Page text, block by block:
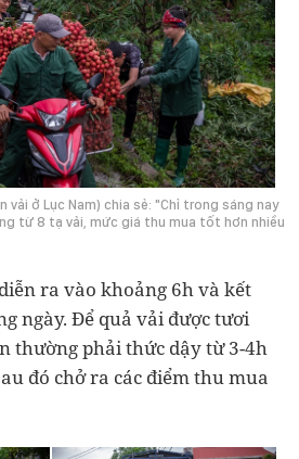
vải ở Lục Nam) chia sẻ: "Chỉ trong sáng nay
từ 8 tạ vải, mức giá thu mua tốt hơn nhiều
ra vào khoảng 6h và kết
ngày. Để quả vải được tươi
thường phải thức dậy từ 3-4h
đó chở ra các điểm thu mua